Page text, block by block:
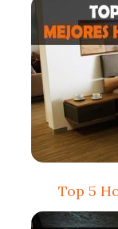
Top 5